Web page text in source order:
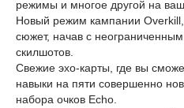
режимы и многое другой на
Новый режим кампании Overkill,
сюжет, начав с
скилшотов.
Свежие эхо-карты, где вы
навыки на пяти совершенно
набора очков Echo.